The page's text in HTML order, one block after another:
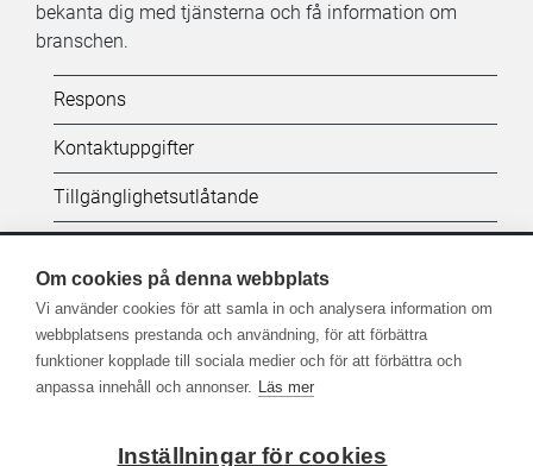
bekanta dig med tjänsterna och få information om
branschen.
Kifi:
Biblioteken.fi-
alatunniste
(SV)
Respons
Kontaktuppgifter
Tillgänglighetsutlåtande
Följ oss:
Fler kanaler på sociala medier
Om cookies på denna webbplats
Vi använder cookies för att samla in och analysera information om
webbplatsens prestanda och användning, för att förbättra
funktioner kopplade till sociala medier och för att förbättra och
anpassa innehåll och annonser. Läs mer
Inställningar för cookies